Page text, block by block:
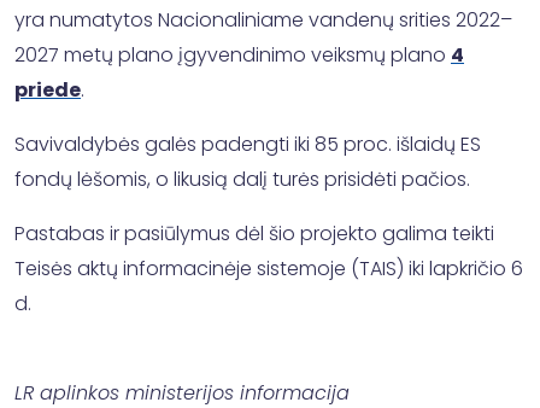
yra numatytos Nacionaliniame vandenų srities 2022–
2027 metų plano įgyvendinimo veiksmų plano 4
priede.
Savivaldybės galės padengti iki 85 proc. išlaidų ES
fondų lėšomis, o likusią dalį turės prisidėti pačios.
Pastabas ir pasiūlymus dėl šio projekto galima teikti
Teisės aktų informacinėje sistemoje (TAIS) iki lapkričio 6
d.
LR aplinkos ministerijos informacija